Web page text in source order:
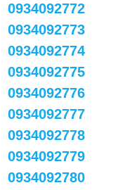
0934092772
0934092773
0934092774
0934092775
0934092776
0934092777
0934092778
0934092779
0934092780